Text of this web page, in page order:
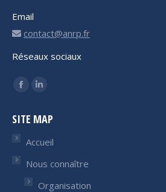
Email
contact@anrp.fr
Réseaux sociaux
Trouvez nous sur :
Facebook
opens
window
LinkedIn
opens
in
window
SITE MAP
Accueil
Nous connaître
Organisation